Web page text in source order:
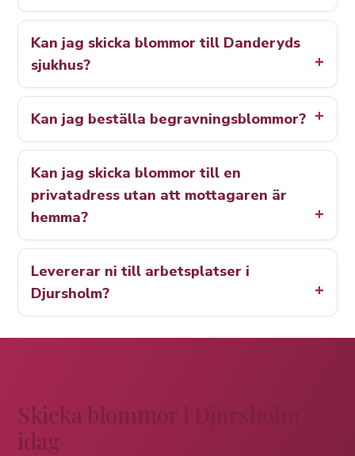
Kan jag skicka blommor till Danderyds
sjukhus?
Kan jag beställa begravningsblommor?
Kan jag skicka blommor till en
privatadress utan att mottagaren är
hemma?
Levererar ni till arbetsplatser i
Djursholm?
Skicka blommor i Djursholm
idag